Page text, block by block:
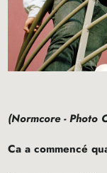
(Normcore - Photo
Ca a commencé